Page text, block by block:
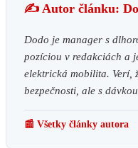
✍️ Autor článku:
Dodo je manager s
pozíciou v redakciách a
elektrická mobilita. Verí,
bezpečnosti, ale s
📰 Všetky články autora